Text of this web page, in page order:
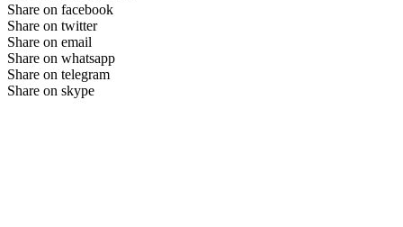
Share on facebook
Share on twitter
Share on email
Share on whatsapp
Share on telegram
Share on skype